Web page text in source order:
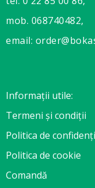
mob. 068740482,
email:
Informații utile:
Termeni și condiții
Politica de
Politica de cookie
Comandă